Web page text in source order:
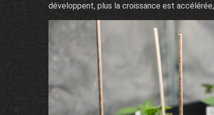
développent, plus la croissance est